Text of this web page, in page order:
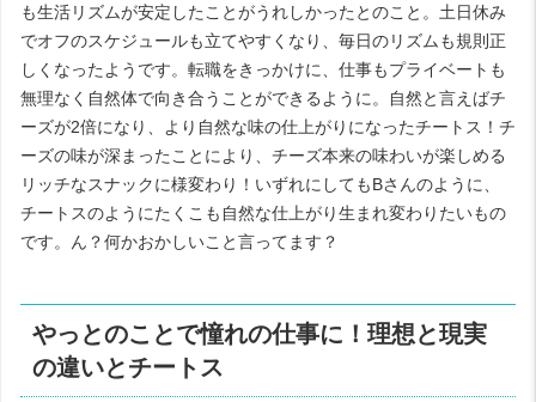
も生活リズムが安定したことがうれしかったとのこと。土日休み
でオフのスケジュールも立てやすくなり、毎日のリズムも規則正
しくなったようです。転職をきっかけに、仕事もプライベートも
無理なく自然体で向き合うことができるように。自然と言えばチ
ーズが2倍になり、より自然な味の仕上がりになったチートス ！チ
ーズの味が深まったことにより、チーズ本来の味わいが楽しめる
リッチなスナックに様変わり！いずれにしてもBさんのように、
チートスのようにたくこも自然な仕上がり生まれ変わりたいもの
です。ん？何かおかしいこと言ってます？
やっとのことで憧れの仕事に！理想と現実
の違いとチートス